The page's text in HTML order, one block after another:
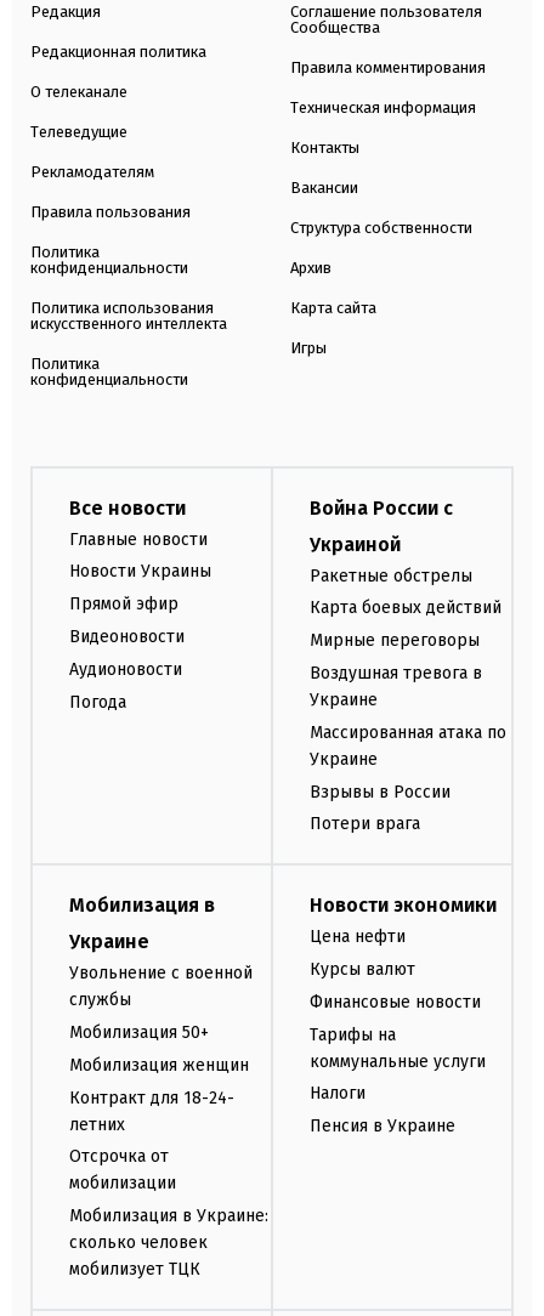
Редакция
Редакционная политика
О телеканале
Телеведущие
Рекламодателям
Правила пользования
Политика
конфиденциальности
Политика использования
искусственного интеллекта
Политика
конфиденциальности
Соглашение пользователя
Сообщества
Правила комментирования
Техническая информация
Контакты
Вакансии
Структура собственности
Архив
Карта сайта
Игры
Все новости
Главные новости
Новости Украины
Прямой эфир
Видеоновости
Аудионовости
Погода
Война России с
Украиной
Ракетные обстрелы
Карта боевых действий
Мирные переговоры
Воздушная тревога в
Украине
Массированная атака по
Украине
Взрывы в России
Потери врага
Мобилизация в
Украине
Увольнение с военной
службы
Мобилизация 50+
Мобилизация женщин
Контракт для 18-24-
летних
Отсрочка от
мобилизации
Мобилизация в Украине:
сколько человек
мобилизует ТЦК
Новости экономики
Цена нефти
Курсы валют
Финансовые новости
Тарифы на
коммунальные услуги
Налоги
Пенсия в Украине